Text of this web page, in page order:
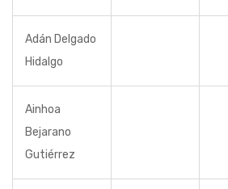
Adán Delgado
Hidalgo
Ainhoa
Bejarano
Gutiérrez